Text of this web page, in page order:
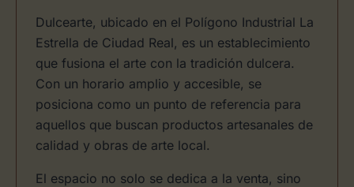
Dulcearte, ubicado en el Polígono Industrial La
Estrella de Ciudad Real, es un establecimiento
que fusiona el arte con la tradición dulcera.
Con un horario amplio y accesible, se
posiciona como un punto de referencia para
aquellos que buscan productos artesanales de
calidad y obras de arte local.
El espacio no solo se dedica a la venta, sino